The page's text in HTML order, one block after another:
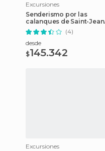
Excursiones
Senderismo por las
calanques de Saint-Jean
de Dieu y Sugiton
(4)
desde
$145.342
Excursiones